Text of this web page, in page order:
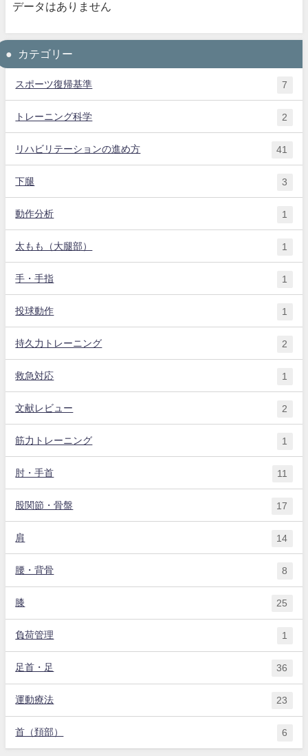
データはありません
カテゴリー
スポーツ復帰基準 7
トレーニング科学 2
リハビリテーションの進め方 41
下腿 3
動作分析 1
太もも（大腿部） 1
手・手指 1
投球動作 1
持久力トレーニング 2
救急対応 1
文献レビュー 2
筋力トレーニング 1
肘・手首 11
股関節・骨盤 17
肩 14
腰・背骨 8
膝 25
負荷管理 1
足首・足 36
運動療法 23
首（頚部） 6